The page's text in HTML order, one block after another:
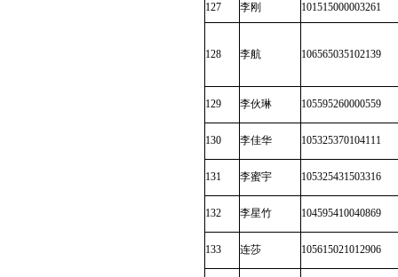
127 李刚 101515000003261
128 李航 106565035102139
129 李伙琳 105595260000559
130 李佳华 105325370104111
131 李蜜宇 105325431503316
132 李星竹 104595410040869
133 连莎 105615021012906